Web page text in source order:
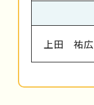
上田 祐広